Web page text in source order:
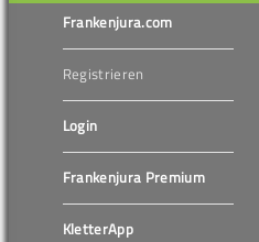
Frankenjura.com
Registrieren
Login
Frankenjura Premium
KletterApp